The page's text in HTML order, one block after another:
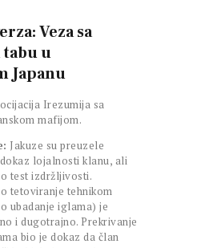
Veza sa
tabu u
Japanu
Irezumija sa
mafijom.
Jakuze su preuzele
lojalnosti klanu, ali
test izdržljivosti.
tetoviranje tehnikom
ubadanje iglama) je
i dugotrajno. Prekrivanje
bio je dokaz da član